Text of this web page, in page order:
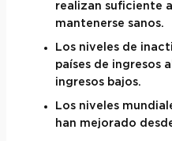
realizan suficiente
mantenerse sanos.
Los niveles de
países de ingresos
ingresos bajos.
Los niveles
han mejorado